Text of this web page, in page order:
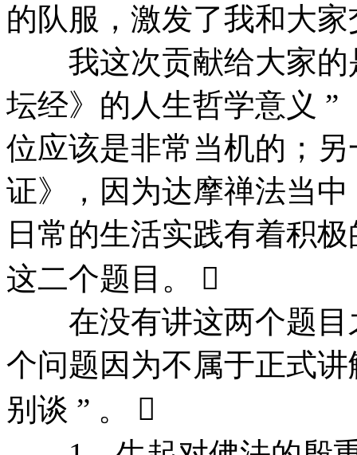
的队服，激发了我和大
我这次贡献给大家的
坛经》的人生哲学意义 ”
位应该是非常当机的；
证》，因为达摩禅法当
日常的生活实践有着积
这二个题目。 
在没有讲这两个题目
个问题因为不属于正式
别谈 ” 。 